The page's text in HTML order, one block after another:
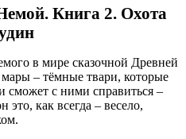
Книга 2. Охота
в мире сказочной Древней
– тёмные твари, которые
сможет с ними справиться –
это, как всегда – весело,